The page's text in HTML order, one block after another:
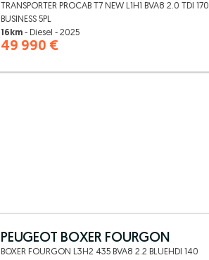
TRANSPORTER PROCAB T7 NEW L1H1 BVA8 2.0 TDI 170
BUSINESS 5PL
16km - Diesel - 2025
49 990 €
PEUGEOT BOXER FOURGON
BOXER FOURGON L3H2 435 BVA8 2.2 BLUEHDI 140